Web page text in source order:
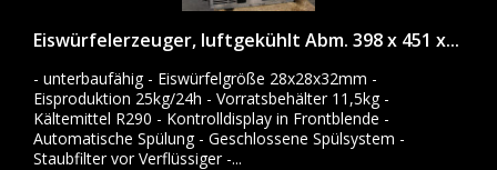
Eiswürfelerzeuger, luftgekühlt Abm. 398 x 451 x...
- unterbaufähig - Eiswürfelgröße 28x28x32mm -
Eisproduktion 25kg/24h - Vorratsbehälter 11,5kg -
Kältemittel R290 - Kontrolldisplay in Frontblende -
Automatische Spülung - Geschlossene Spülsystem -
Staubfilter vor Verflüssiger -...